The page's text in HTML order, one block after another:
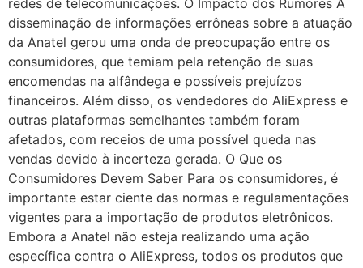
disseminação de informações errôneas sobre a atuação
da Anatel gerou uma onda de preocupação entre os
consumidores, que temiam pela retenção de suas
encomendas na alfândega e possíveis prejuízos
financeiros. Além disso, os vendedores do AliExpress e
outras plataformas semelhantes também foram
afetados, com receios de uma possível queda nas
vendas devido à incerteza gerada. O Que os
Consumidores Devem Saber Para os consumidores, é
importante estar ciente das normas e regulamentações
vigentes para a importação de produtos eletrônicos.
Embora a Anatel não esteja realizando uma ação
específica contra o AliExpress, todos os produtos que